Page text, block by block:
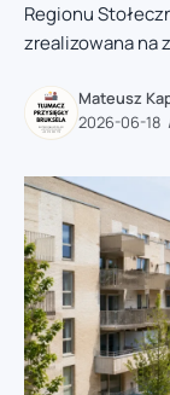
Regionu
zrealizowana na
Mateusz
2026-06-18